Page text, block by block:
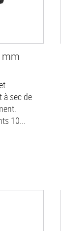
mm
à sec de
10...